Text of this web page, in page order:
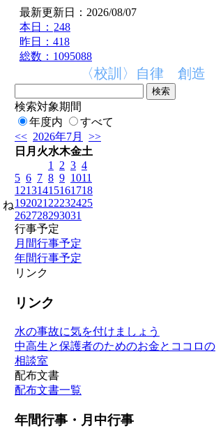
最新更新日：2026/08/07
本日： 248
昨日：418
総数：1095088
〈校訓〉自律 創造 実
ね
検索対象期間
年度内
すべて
<< 2026年7月
>>
日 月 火水木金土
1
2 3 4
5 6 7 8 9 1011
12131415161718
192021 22232425
262728293031
行事予定
月間行事予定
年間行事予定
リンク
リンク
水の事故に気を付けましょう
中高生と保護者のためのお金とココロの
相談室
配布文書
配布文書一覧
年間行事・月中行事